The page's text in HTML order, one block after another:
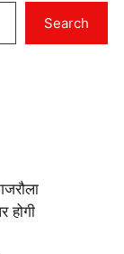
Search
होगी